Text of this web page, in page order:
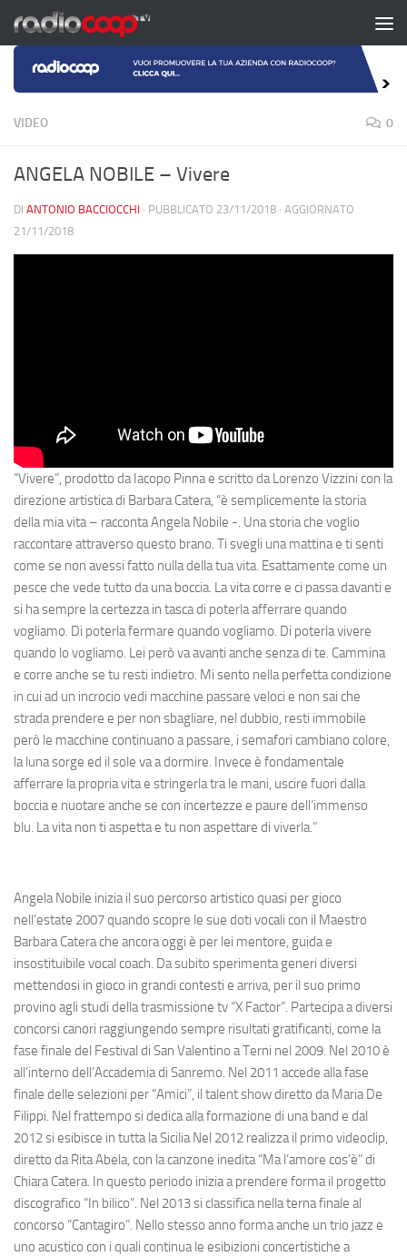
Salta al contenuto
VIDEO 0
ANGELA NOBILE – Vivere
DI ANTONIO BACCIOCCHI · PUBBLICATO 23/11/2018 · AGGIORNATO
21/11/2018
“Vivere”, prodotto daIacopo Pinnae scritto daLorenzo Vizzini con la
direzione artistica di Barbara Catera, “è semplicemente la storia
della mia vita– raccontaAngela Nobile -. Una storia che voglio
raccontare attraverso questo brano. Ti svegli una mattina e ti senti
come se non avessi fatto nulla della tua vita. Esattamente come un
pesce che vede tutto da una boccia. La vita corre e ci passa davanti e
si ha sempre la certezza in tasca di poterla afferrare quando
vogliamo. Di poterla fermare quando vogliamo. Di poterla vivere
quando lo vogliamo. Lei però va avanti anche senza di te. Cammina
e corre anche se tu resti indietro. Mi sento nella perfetta condizione
in cui ad un incrocio vedi macchine passare veloci e non sai che
strada prendere e per non sbagliare, nel dubbio, resti immobile
però le macchine continuano a passare, i semafori cambiano colore,
la luna sorge ed il sole va a dormire. Invece è fondamentale
afferrare la propria vita e stringerla tra le mani, uscire fuori dalla
boccia e nuotare anche se con incertezze e paure dell’immenso
blu. La vita non ti aspetta e tu non aspettare di viverla.”
Angela Nobile inizia il suo percorso artistico quasi per gioco
nell’estate 2007 quando scopre le sue doti vocali con il Maestro
Barbara Caterache ancora oggi è per lei mentore, guida e
insostituibile vocal coach. Da subito sperimenta generi diversi
mettendosi in gioco in grandi contesti e arriva, per il suo primo
provino agli studi della trasmissione tv “X Factor”. Partecipa a diversi
concorsi canori raggiungendo sempre risultati gratificanti, come la
fase finale del Festival di San Valentino a Terni nel 2009. Nel 2010 è
all’interno dell’Accademia di Sanremo. Nel 2011 accede alla fase
finale delle selezioni per “Amici”, il talent show diretto da Maria De
Filippi. Nel frattempo si dedica alla formazione di una band e dal
2012 si esibisce in tutta la Sicilia Nel 2012 realizza il primo videoclip,
diretto daRita Abela, con la canzone inedita“Ma l’amore cos’è”di
Chiara Catera. In questo periodo inizia a prendere forma il progetto
discografico “In bilico”. Nel 2013 si classifica nella terna finale al
concorso “Cantagiro”. Nello stesso anno forma anche un trio jazz e
uno acustico con i quali continua le esibizioni concertistiche a